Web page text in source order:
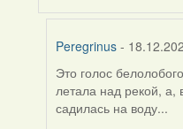
Peregrinus -
In
reply
to
Это голос
летала над рекой, а,
садилась на воду...